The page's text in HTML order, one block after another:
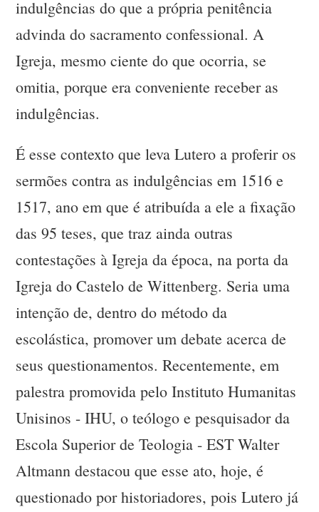
indulgências do que a própria penitência
advinda do sacramento confessional. A
Igreja, mesmo ciente do que ocorria, se
omitia, porque era conveniente receber as
indulgências.
É esse contexto que leva Lutero a proferir os
sermões contra as indulgências em 1516 e
1517, ano em que é atribuída a ele a fixação
das 95 teses, que traz ainda outras
contestações à Igreja da época, na porta da
Igreja do Castelo de Wittenberg. Seria uma
intenção de, dentro do método da
escolástica, promover um debate acerca de
seus questionamentos. Recentemente, em
palestra promovida pelo Instituto Humanitas
Unisinos - IHU, o teólogo e pesquisador da
Escola Superior de Teologia - EST Walter
Altmann destacou que esse ato, hoje, é
questionado por historiadores, pois Lutero já